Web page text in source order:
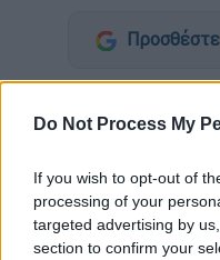
Do Not Process My
If you wish to opt-out of
processing of your
targeted advertising by
section to confirm your
αστυνομικοί στη
ληστείες στην πόλη
απόπειρες σε